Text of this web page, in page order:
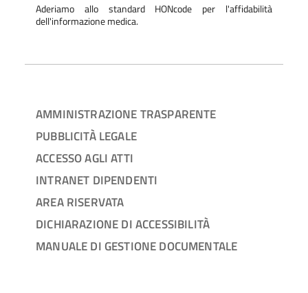
Aderiamo allo standard HONcode per l'affidabilità
dell'informazione medica.
AMMINISTRAZIONE TRASPARENTE
PUBBLICITÀ LEGALE
ACCESSO AGLI ATTI
INTRANET DIPENDENTI
AREA RISERVATA
DICHIARAZIONE DI ACCESSIBILITÀ
MANUALE DI GESTIONE DOCUMENTALE